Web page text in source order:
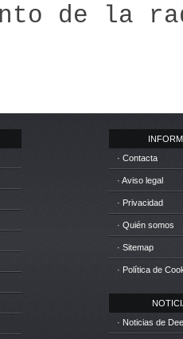
de la
· Contacta
· Aviso legal
· Privacidad
· Quién somos
· Sitemap
· Política de
· Noticias de